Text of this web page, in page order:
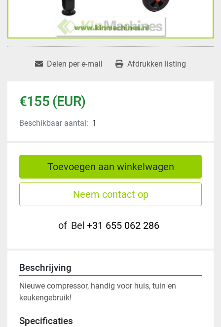
Delen per e-mail Afdrukken listing
€155 (EUR)
Beschikbaar aantal: 1
Toevoegen aan winkelwagen
Neem contact op
of Bel +31 655 062 286
Beschrijving
Nieuwe compressor, handig voor huis, tuin en
keukengebruik!
Specificaties